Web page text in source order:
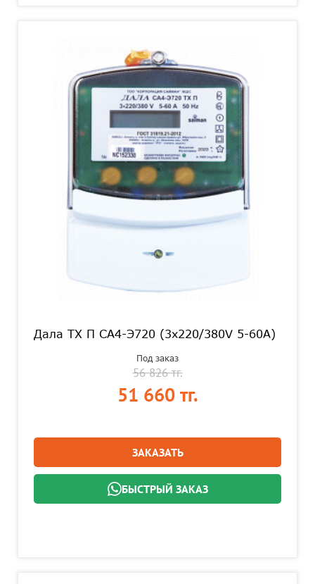
Дала TX П СА4-Э720 (3x220/380V 5-60A)
Под заказ
56 826 тг.
51 660 тг.
ЗАКАЗАТЬ
БЫСТРЫЙ ЗАКАЗ